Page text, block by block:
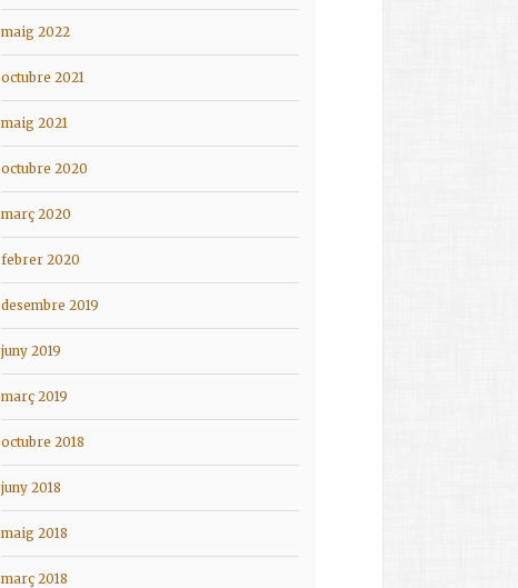
maig 2022
octubre 2021
maig 2021
octubre 2020
març 2020
febrer 2020
desembre 2019
juny 2019
març 2019
octubre 2018
juny 2018
maig 2018
març 2018